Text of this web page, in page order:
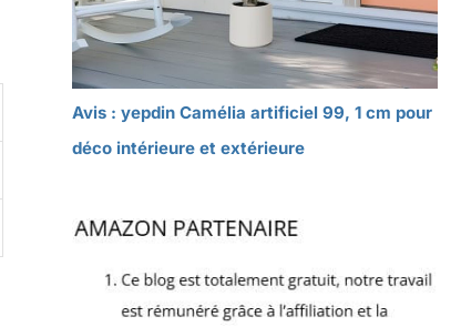
Avis : yepdin Camélia artificiel 99, 1 cm pour
déco intérieure et extérieure